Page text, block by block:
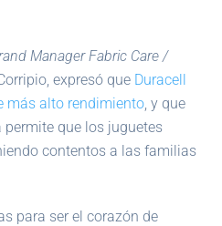
Manager Fabric Care /
expresó que Duracell
más alto rendimiento , y que
que los juguetes
contentos a las familias
para ser el corazón de